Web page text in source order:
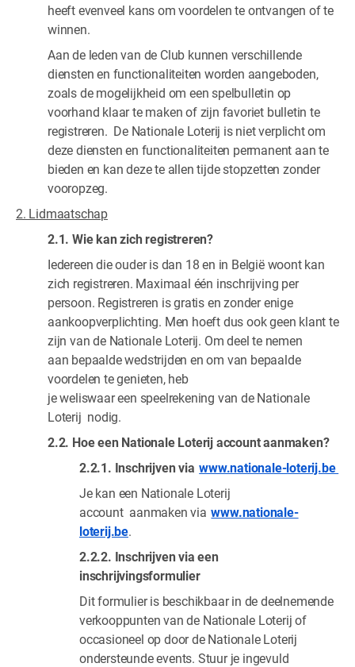
heeft evenveel kans om voordelen te ontvangen of te
winnen.
Aan de leden van de Club kunnen verschillende
diensten en functionaliteiten worden aangeboden,
zoals de mogelijkheid om een spelbulletin op
voorhand klaar te maken of zijn favoriet bulletin te
registreren. De Nationale Loterij is niet verplicht om
deze diensten en functionaliteiten permanent aan te
bieden en kan deze te allen tijde stopzetten zonder
vooropzeg.
2. Lidmaatschap
2.1. Wie kan zich registreren?
Iedereen die ouder is dan 18 en in België woont kan
zich registreren. Maximaal één inschrijving per
persoon. Registreren is gratis en zonder enige
aankoopverplichting. Men hoeft dus ook geen klant te
zijn van de Nationale Loterij. Om deel te nemen
aan bepaalde wedstrijden en om van bepaalde
voordelen te genieten, heb
je weliswaar een speelrekening van de Nationale
Loterij nodig.
2.2. Hoe een Nationale Loterij account aanmaken?
2.2.1. Inschrijven viawww.nationale-loterij.be
Je kan een Nationale Loterij
account aanmaken viawww.nationale-
loterij.be.
2.2.2. Inschrijven via een
inschrijvingsformulier
Dit formulier is beschikbaar in de deelnemende
verkooppunten van de Nationale Loterij of
occasioneel op door de Nationale Loterij
ondersteunde events. Stuur je ingevuld